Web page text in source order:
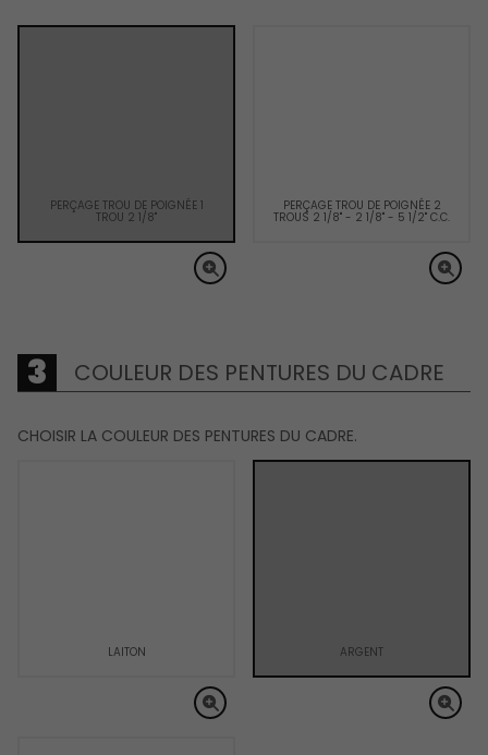
PERÇAGE TROU DE POIGNÉE 1
TROU 2 1/8"
PERÇAGE TROU DE POIGNÉE 2
TROUS 2 1/8" - 2 1/8" - 5 1/2" C.C.
COULEUR DES PENTURES DU CADRE
CHOISIR LA COULEUR DES PENTURES DU CADRE.
LAITON ARGENT